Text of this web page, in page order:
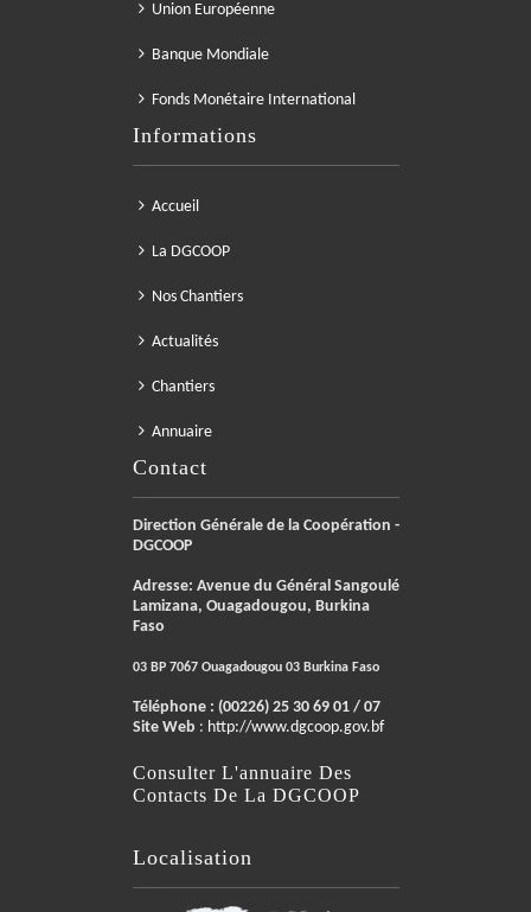
Union Européenne
Banque Mondiale
Fonds Monétaire International
Informations
Accueil
La DGCOOP
Nos Chantiers
Actualités
Chantiers
Annuaire
Contact
Direction Générale de la Coopération -
DGCOOP
Adresse: Avenue du Général Sangoulé
Lamizana, Ouagadougou, Burkina
Faso
03 BP 7067 Ouagadougou 03 Burkina Faso
Téléphone : (00226) 25 30 69 01 / 07
Site Web : http://www.dgcoop.gov.bf
Consulter L'annuaire Des
Contacts De La DGCOOP
Localisation